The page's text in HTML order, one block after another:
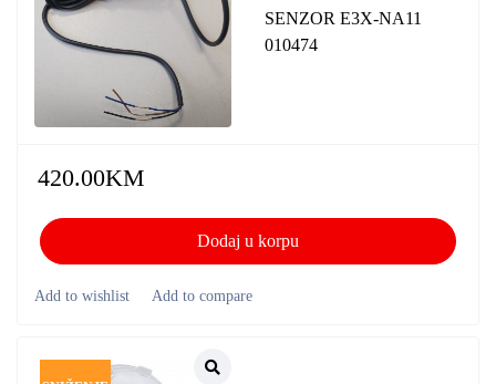
SENZOR E3X-NA11
010474
420.00KM
Dodaj u korpu